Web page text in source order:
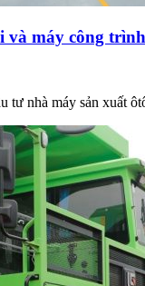
và máy công
tư nhà máy sản xuất